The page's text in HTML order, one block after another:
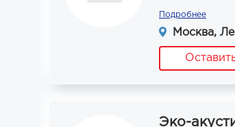
Подробнее
Москва,
Эко-